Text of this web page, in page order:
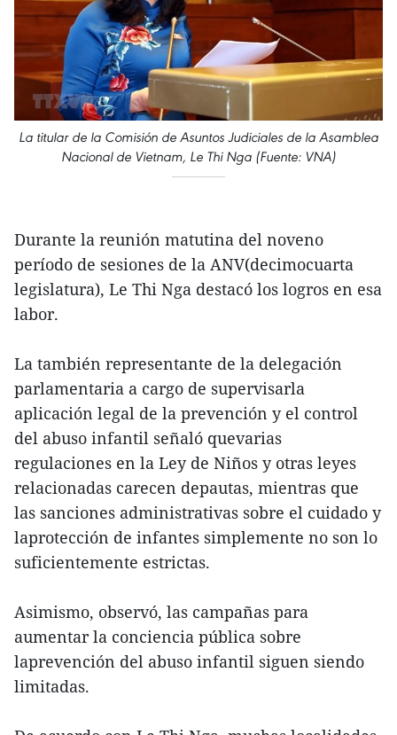
La titular de la Comisión de Asuntos Judiciales de la Asamblea
Nacional de Vietnam, Le Thi Nga (Fuente: VNA)
Durante la reunión matutina del noveno
período de sesiones de la ANV(decimocuarta
legislatura), Le Thi Nga destacó los logros en esa
labor.
La también representante de la delegación
parlamentaria a cargo de supervisarla
aplicación legal de la prevención y el control
del abuso infantil señaló quevarias
regulaciones en la Ley de Niños y otras leyes
relacionadas carecen depautas, mientras que
las sanciones administrativas sobre el cuidado y
laprotección de infantes simplemente no son lo
suficientemente estrictas.
Asimismo, observó, las campañas para
aumentar la conciencia pública sobre
laprevención del abuso infantil siguen siendo
limitadas.